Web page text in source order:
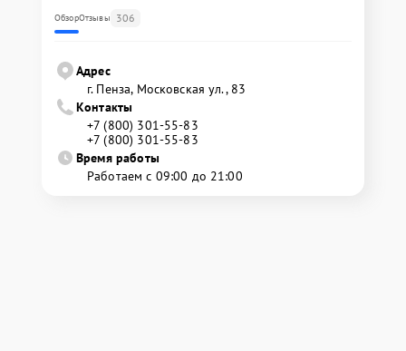
ОбзорОтзывы 306
Адрес
г. Пенза, Московская ул., 83
Контакты
+7 (800) 301-55-83
+7 (800) 301-55-83
Время работы
Работаем с 09:00 до 21:00